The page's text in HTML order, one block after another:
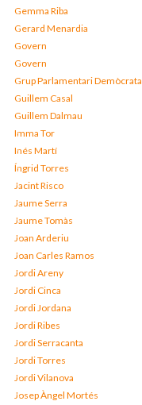
Gemma Riba
Gerard Menardia
Govern
Govern
Grup Parlamentari Demòcrata
Guillem Casal
Guillem Dalmau
Imma Tor
Inés Martí
Íngrid Torres
Jacint Risco
Jaume Serra
Jaume Tomàs
Joan Arderiu
Joan Carles Ramos
Jordi Areny
Jordi Cinca
Jordi Jordana
Jordi Ribes
Jordi Serracanta
Jordi Torres
Jordi Vilanova
Josep Àngel Mortés